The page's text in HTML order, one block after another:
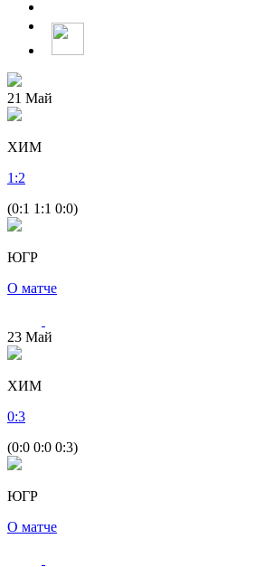
21 Май
ХИМ
1 :2
(0:1 1:1 0:0)
ЮГР
О матче
23 Май
ХИМ
0:3
(0:0 0:0 0:3)
ЮГР
О матче